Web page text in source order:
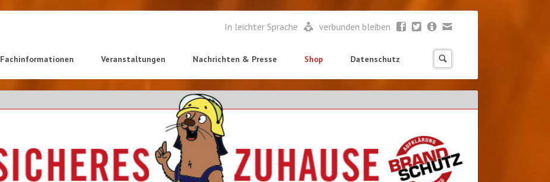
Fachinformationen Veranstaltungen Nachrichten & Presse Shop Datenschutz
In leichter Sprache verbunden bleiben